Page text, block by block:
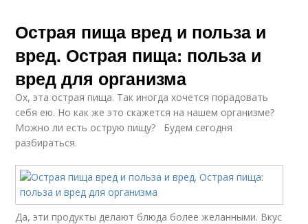
Острая пища вред и польза и
вред. Острая пища: польза и
вред для организма
Ох, эта острая пища. Так иногда хочется порадовать
себя ею. Но как же это скажется на нашем организме?
Можно ли есть острую пищу? Будем сегодня
разбираться.
Да, эти продукты делают блюда более желанными. Вкус